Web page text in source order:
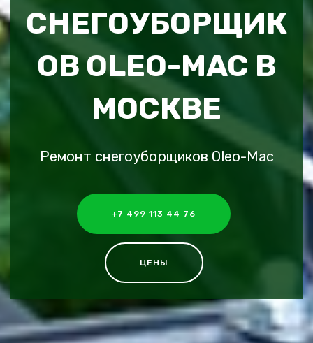
СНЕГОУБОРЩИК
ОВ OLEO-MAC В
МОСКВЕ
Ремонт снегоуборщиков Oleo-Mac
+7 499 113 44 76
ЦЕНЫ